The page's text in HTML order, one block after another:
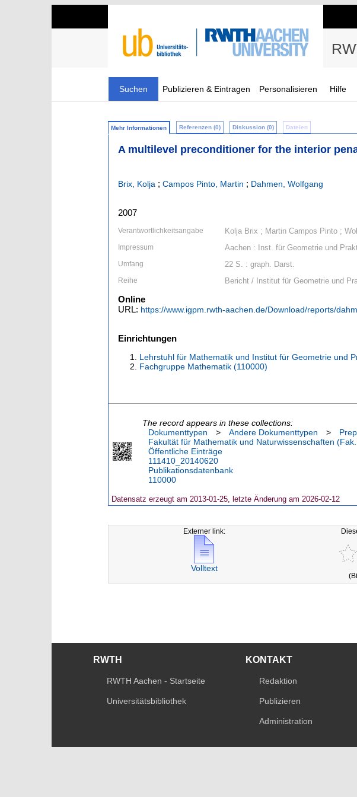
Suchen Publizieren & Eintragen Personalisieren Hilfe
Mehr Informationen Referenzen (0) Diskussion (0) Dateien
A multilevel preconditioner for the interior
Brix, Kolja ; Campos Pinto, Martin ; Dahmen, Wolfgang
2007
Verantwortlichkeitsangabe Kolja Brix ; Martin Campos Pinto ;
Impressum Aachen : Inst. für Geometrie und
Umfang 22 S. : graph. Darst.
Reihe Bericht / Institut für Geometrie und
Online
URL: https://www.igpm.rwth-aachen.de/Download/reports/
Einrichtungen
Lehrstuhl für Mathematik und Institut für Geometrie und
Fachgruppe Mathematik (110000)
The record appears in these collections:
Dokumenttypen
> Andere Dokumenttypen >
Fakultät für Mathematik und Naturwissenschaften
Öffentliche Einträge
111410_20140620
Publikationsdatenbank
110000
Datensatz erzeugt am 2013-01-25, letzte Änderung am 2026-02-12
Externer link:
Volltext
RWTH
RWTH Aachen - Startseite
Universitätsbibliothek
KONTAKT
Redaktion
Publizieren
Administration